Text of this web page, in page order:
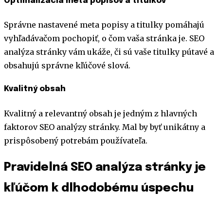
Správne nastavené meta popisy a titulky pomáhajú
vyhľadávačom pochopiť, o čom vaša stránka je. SEO
analýza stránky vám ukáže, či sú vaše titulky pútavé a
obsahujú správne kľúčové slová.
Kvalitný obsah
Kvalitný a relevantný obsah je jedným z hlavných
faktorov SEO analýzy stránky. Mal by byť unikátny a
prispôsobený potrebám používateľa.
Pravidelná SEO analýza stránky je
kľúčom k dlhodobému úspechu